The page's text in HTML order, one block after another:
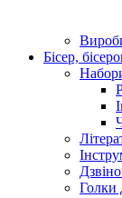
Бісер,
Голки